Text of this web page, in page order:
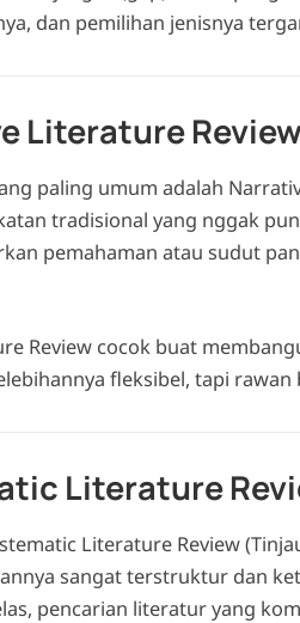
dan pemilihan jenisnya
Literature Review
paling umum adalah
tradisional yang nggak
pemahaman atau sudut
Review cocok buat
fleksibel, tapi
Literature
Literature Review
sangat terstruktur dan
pencarian literatur yang